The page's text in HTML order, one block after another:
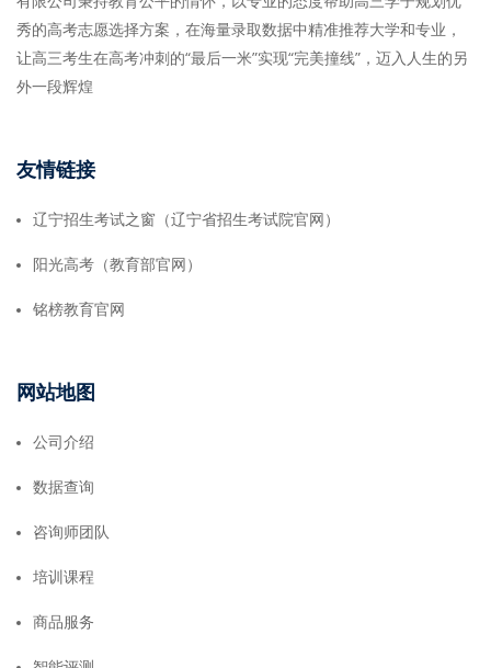
秀的高考志愿选择方案，在海量录取数据中精准推荐大学和专业，
让高三考生在高考冲刺的“最后一米”实现“完美撞线”，迈入人生的另
外一段辉煌
友情链接
辽宁招生考试之窗（辽宁省招生考试院官网）
阳光高考（教育部官网）
铭榜教育官网
网站地图
公司介绍
数据查询
咨询师团队
培训课程
商品服务